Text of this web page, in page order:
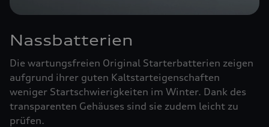
Nassbatterien
Die wartungsfreien Original Starterbatterien zeigen
aufgrund ihrer guten Kaltstarteigenschaften
weniger Startschwierigkeiten im Winter. Dank des
transparenten Gehäuses sind sie zudem leicht zu
prüfen.